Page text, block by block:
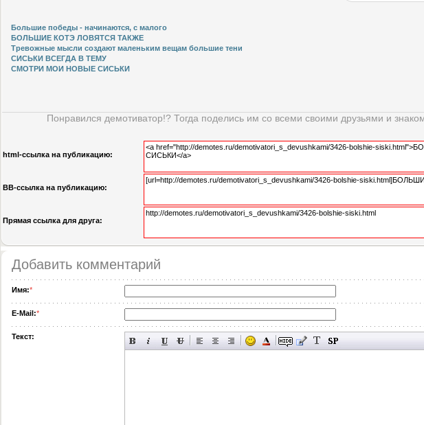
Большие победы - начинаются, с малого
БОЛЬШИЕ КОТЭ ЛОВЯТСЯ ТАКЖЕ
Тревожные мысли создают маленьким вещам большие тени
СИСЬКИ ВСЕГДА В ТЕМУ
СМОТРИ МОИ НОВЫЕ СИСЬКИ
Понравился демотиватор!? Тогда поделись им со всеми своими друзьями и
html-cсылка на публикацию:
BB-cсылка на публикацию:
Прямая ссылка для друга:
Добавить комментарий
Имя:*
E-Mail:*
Текст: